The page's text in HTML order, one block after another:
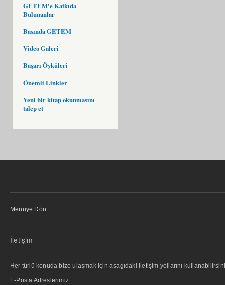
GETEM'e Katkıda
Bulunanlar
Basında GETEM
Video Galeri
Başarı Öyküleri
Önemli Linkler
Yeni bir kitap okunmasını
talep et
Menüye Dön
İletişim
Her türlü konuda bize ulaşmak için asagıdaki iletişim yollarını
E-Posta Adreslerimiz: